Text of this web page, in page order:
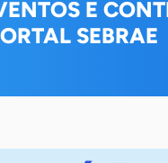
E
SEBRAE